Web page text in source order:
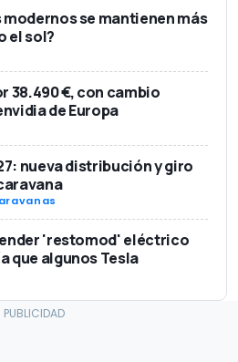
se mantienen más
el sol?
38.490 €, con cambio
de Europa
nueva distribución y giro
'restomod' eléctrico
que algunos Tesla